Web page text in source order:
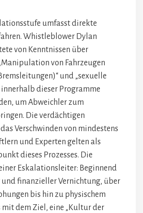
umfasst direkte
Whistleblower Dylan
von Kenntnissen über
von Fahrzeugen
und „sexuelle
innerhalb dieser Programme
um Abweichler zum
Die verdächtigen
Verschwinden von mindestens
und Experten gelten als
dieses Prozesses. Die
Eskalationsleiter: Beginnend
finanzieller Vernichtung, über
bis hin zu physischem
mit dem Ziel, eine „Kultur der